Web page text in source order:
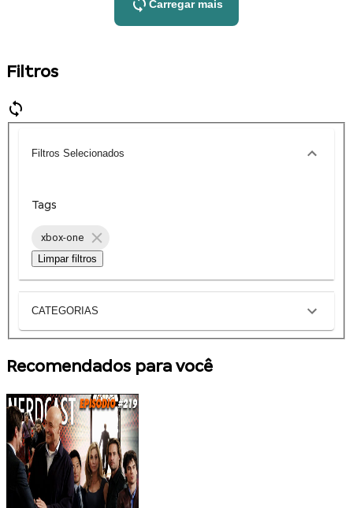
Carregar mais
Filtros
Filtros Selecionados
Tags
xbox-one
Limpar filtros
CATEGORIAS
Recomendados para você